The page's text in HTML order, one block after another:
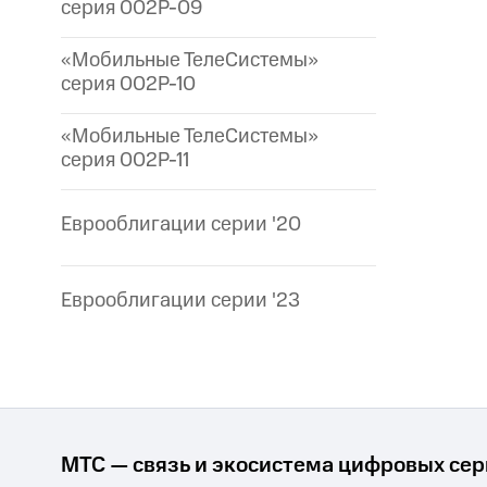
серия 002P-09
«Мобильные ТелеСистемы»
серия 002P-10
«Мобильные ТелеСистемы»
серия 002P-11
Еврооблигации серии '20
Еврооблигации серии '23
МТС — связь и экосистема цифровых